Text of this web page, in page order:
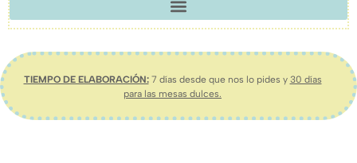
TIEMPO DE ELABORACIÓN:7 días desde que nos lo pides y 30 días
para las mesas dulces.